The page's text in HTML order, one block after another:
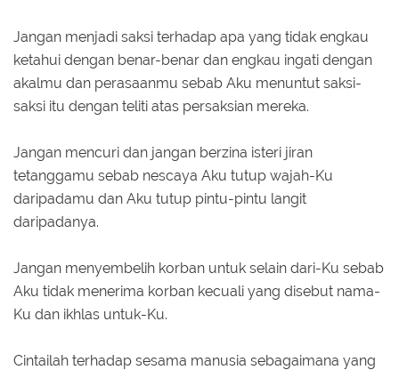
Jangan menjadi saksi terhadap apa yang tidak engkau
ketahui dengan benar-benar dan engkau ingati dengan
akalmu dan perasaanmu sebab Aku menuntut saksi-
saksi itu dengan teliti atas persaksian mereka.
Jangan mencuri dan jangan berzina isteri jiran
tetanggamu sebab nescaya Aku tutup wajah-Ku
daripadamu dan Aku tutup pintu-pintu langit
daripadanya.
Jangan menyembelih korban untuk selain dari-Ku sebab
Aku tidak menerima korban kecuali yang disebut nama-
Ku dan ikhlas untuk-Ku.
Cintailah terhadap sesama manusia sebagaimana yang